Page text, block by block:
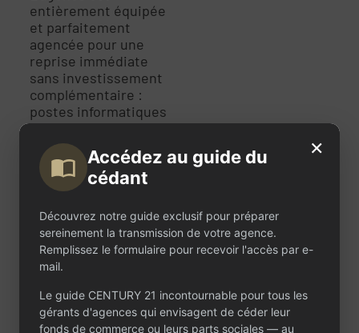
entièrement équipée
et parfaitement
agencée pour une
reprise immédiate
sans investissement
complémentaire :
postes informatiques
fixes et portables,
réseau RJ45, fibre
optique et mobilier
professionnel de
qualité sont en place.
L’ensemble reflète
une structure
organisée,
opérationnelle et
dans les meilleures
conditions. Exploitée
×
Accédez au guide du
cédant
Découvrez notre guide exclusif pour préparer
sereinement la transmission de votre agence.
Remplissez le formulaire pour recevoir l'accès par e-
mail.
Le guide CENTURY 21 incontournable pour tous les
gérants d'agences qui envisagent de céder leur
fonds de commerce ou leurs parts sociales — au